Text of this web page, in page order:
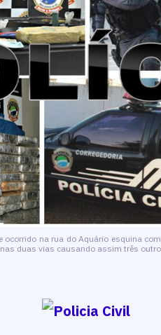
ocorrido na rua do Aquário esquina
duas vias causando assim três